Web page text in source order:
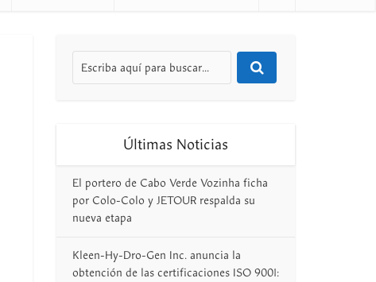
Últimas Noticias
El portero de Cabo Verde Vozinha ficha
por Colo-Colo y JETOUR respalda su
nueva etapa
Kleen-Hy-Dro-Gen Inc. anuncia la
obtención de las certificaciones ISO 9001: